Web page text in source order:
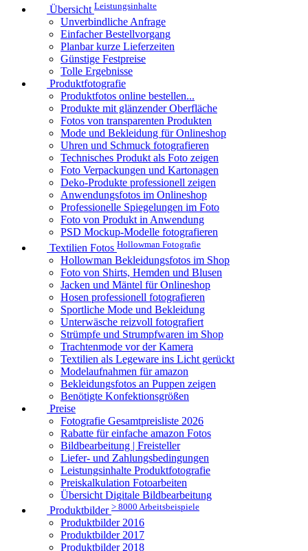
Übersicht Leistungsinhalte
Unverbindliche Anfrage
Einfacher Bestellvorgang
Planbar kurze Lieferzeiten
Günstige Festpreise
Tolle Ergebnisse
Produktfotografie
Produktfotos online bestellen...
Produkte mit glänzender Oberfläche
Fotos von transparenten Produkten
Mode und Bekleidung für Onlineshop
Uhren und Schmuck fotografieren
Technisches Produkt als Foto zeigen
Foto Verpackungen und Kartonagen
Deko-Produkte professionell zeigen
Anwendungsfotos im Onlineshop
Professionelle Spiegelungen im Foto
Foto von Produkt in Anwendung
PSD Mockup-Modelle fotografieren
Textilien Fotos Hollowman Fotografie
Hollowman Bekleidungsfotos im Shop
Foto von Shirts, Hemden und Blusen
Jacken und Mäntel für Onlineshop
Hosen professionell fotografieren
Sportliche Mode und Bekleidung
Unterwäsche reizvoll fotografiert
Strümpfe und Strumpfwaren im Shop
Trachtenmode vor der Kamera
Textilien als Legeware ins Licht gerückt
Modelaufnahmen für amazon
Bekleidungsfotos an Puppen zeigen
Benötigte Konfektionsgrößen
Preise
Fotografie Gesamtpreisliste 2026
Rabatte für einfache amazon Fotos
Bildbearbeitung | Freisteller
Liefer- und Zahlungsbedingungen
Leistungsinhalte Produktfotografie
Preiskalkulation Fotoarbeiten
Übersicht Digitale Bildbearbeitung
Produktbilder > 8000 Arbeitsbeispiele
Produktbilder 2016
Produktbilder 2017
Produktbilder 2018